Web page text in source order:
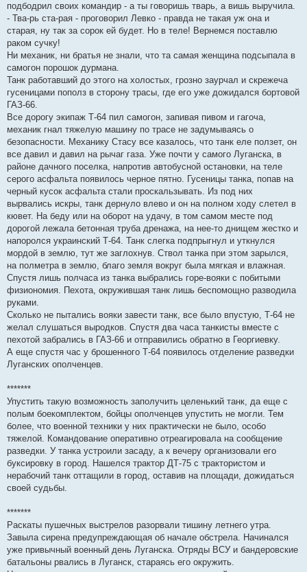
подбодрил своих командир - а ты говоришь тварь, а вишь выручила.
- Тва-рь ста-рая - проговорил Левко - правда не такая уж она и
старая, ну так за сорок ей будет. Но в теле! Вернемся поставлю
раком сучку!
Ни механик, ни братья не знали, что та самая женщина подсыпала в
самогон порошок дурмана.
Танк работавший до этого на холостых, грозно заурчал и скрежеча
гусеницами пополз в сторону трасы, где его уже дожидался бортовой
ГАЗ-66.
Все дорогу экипаж Т-64 пил самогон, запивая пивом и гагоча,
механик гнал тяжелую машину по трасе не задумываясь о
безопасности. Механику Стасу все казалось, что танк еле ползет, он
все давил и давил на рычаг газа. Уже почти у самого Луганска, в
районе дачного поселка, напротив автобусной остановки, на теле
серого асфальта появилось черное пятно. Гусеницы танка, попав на
черный кусок асфальта стали проскальзывать. Из под них
вырвались искры, танк дернуло влево и он на полном ходу слетел в
кювет. На беду или на оборот на удачу, в том самом месте под
дорогой лежала бетонная труба дренажа, на нее-то днищем жестко и
напоролся украинский Т-64. Танк слегка подпрыгнул и уткнулся
мордой в землю, тут же заглохнув. Ствол танка при этом зарылся,
на полметра в землю, благо земля вокруг была мягкая и влажная.
Спустя лишь полчаса из танка выбрались горе-вояки с побитыми
физиономия. Пехота, окружившая танк лишь беспомощно разводила
руками.
Сколько не пытались вояки завести танк, все было впустую, Т-64 не
желал слушаться выродков. Спустя два часа танкисты вместе с
пехотой забрались в ГАЗ-66 и отправились обратно в Георгиевку.
А еще спустя час у брошенного Т-64 появилось отделение разведки
Луганских ополченцев.
*******
Упустить такую возможность заполучить целенький танк, да еще с
полым боекомплектом, бойцы ополченцев упустить не могли. Тем
более, что военной техники у них практически не было, особо
тяжелой. Командование оперативно отреагировала на сообщение
разведки. У танка устроили засаду, а к вечеру организовали его
буксировку в город. Нашелся трактор ДТ-75 с трактористом и
нерабочий танк оттащили в город, оставив на площади, дожидаться
своей судьбы.
*******
Раскаты пушечных выстрелов разорвали тишину летнего утра.
Завыла сирена предупреждающая об начале обстрела. Начинался
уже привычный военный день Луганска. Отряды ВСУ и бандеровские
батальоны рвались в Луганск, стараясь его окружить.